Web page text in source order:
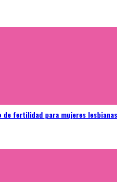
de fertilidad para mujeres